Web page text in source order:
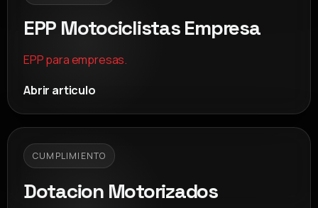
EPP Motociclistas Empresa
EPP para empresas.
Abrir articulo
CUMPLIMIENTO
Dotacion Motorizados